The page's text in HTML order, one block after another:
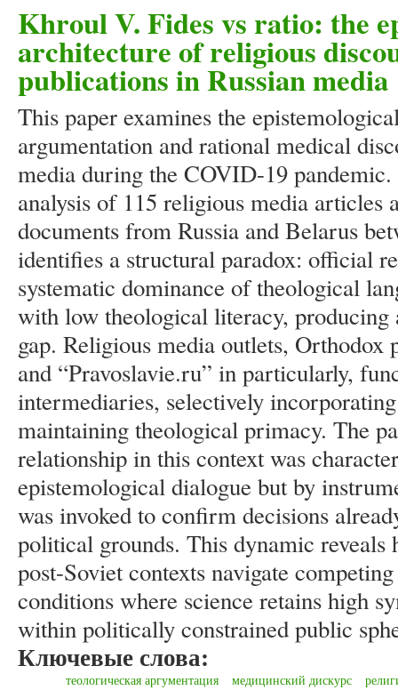
Khroul V. Fides vs ratio: the
architecture of religious
publications in Russian media
This paper examines the
argumentation and rational medical
media during the COVID-19
analysis of 115 religious media articles
documents from Russia and Belarus
identifies a structural paradox: official
systematic dominance of theological
with low theological literacy,
gap. Religious media outlets, Orthodox
and “Pravoslavie.ru” in particularly,
intermediaries, selectively
maintaining theological primacy. The
relationship in this context was
epistemological dialogue but by
was invoked to confirm decisions
political grounds. This dynamic
post-Soviet contexts navigate
conditions where science retains high
within politically constrained public
Ключевые слова:
теологическая аргументация медицинский дискурс